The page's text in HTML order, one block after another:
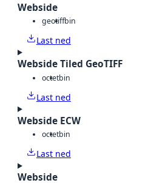
Webside
geotiffbin
Last ned
Webside Tiled GeoTIFF
octetbin
Last ned
Webside ECW
octetbin
Last ned
Webside